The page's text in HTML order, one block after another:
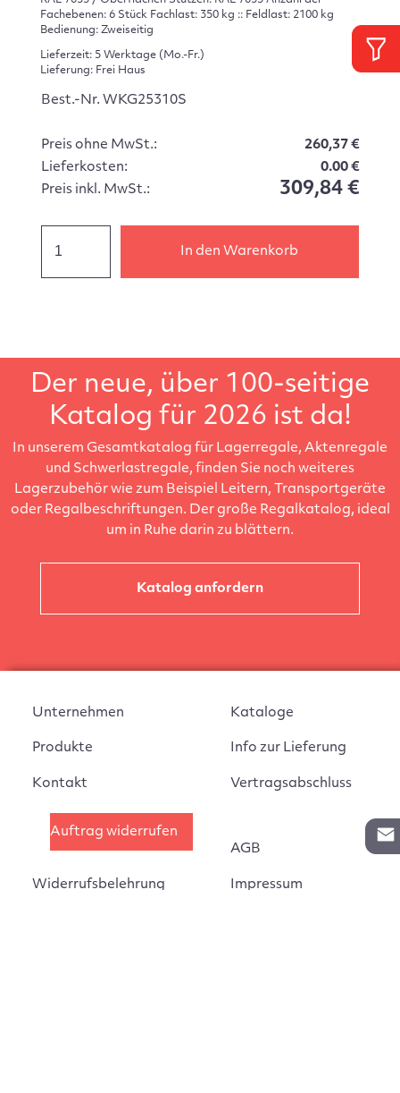
Fachebenen: 6 Stück Fachlast: 350 kg :: Feldlast: 2100 kg
Bedienung: Zweiseitig
Lieferzeit: 5 Werktage (Mo.-Fr.)
Lieferung: Frei Haus
Best.-Nr. WKG25310S
Preis ohne MwSt.:
260,37 €
Lieferkosten:
0.00 €
Preis inkl. MwSt.:
309,84 €
In den Warenkorb
Der neue, über 100-seitige
Katalog für 2026 ist da!
In unserem Gesamtkatalog für Lagerregale, Aktenregale
und Schwerlastregale, finden Sie noch weiteres
Lagerzubehör wie zum Beispiel Leitern, Transportgeräte
oder Regalbeschriftungen. Der große Regalkatalog, ideal
um in Ruhe darin zu blättern.
Katalog anfordern
Unternehmen
Produkte
Kontakt
Kataloge
Info zur Lieferung
Vertragsabschluss
Auftrag widerrufen
Widerrufsbelehrung
AGB
Impressum